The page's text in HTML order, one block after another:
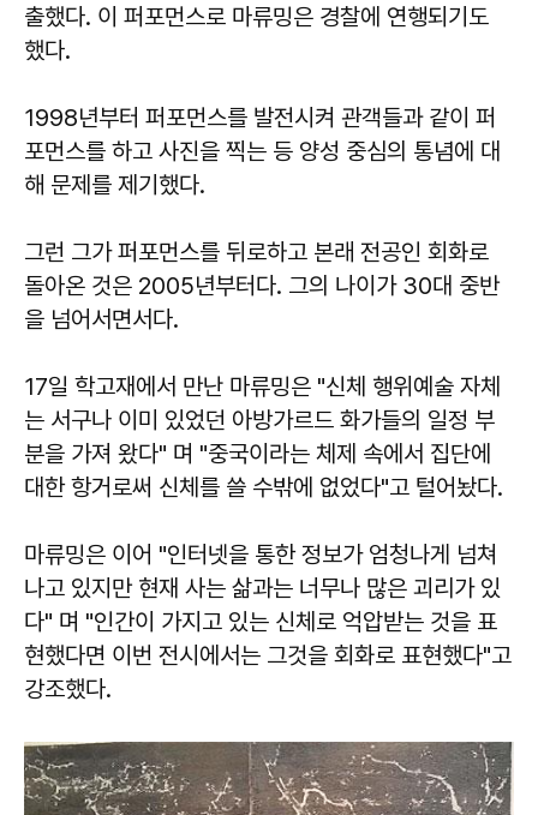
출했다. 이 퍼포먼스로 마류밍은 경찰에 연행되기도
했다.
1998년부터 퍼포먼스를 발전시켜 관객들과 같이 퍼
포먼스를 하고 사진을 찍는 등 양성 중심의 통념에 대
해 문제를 제기했다.
그런 그가 퍼포먼스를 뒤로하고 본래 전공인 회화로
돌아온 것은 2005년부터다. 그의 나이가 30대 중반
을 넘어서면서다.
17일 학고재에서 만난 마류밍은 "신체 행위예술 자체
는 서구나 이미 있었던 아방가르드 화가들의 일정 부
분을 가져 왔다" 며 "중국이라는 체제 속에서 집단에
대한 항거로써 신체를 쓸 수밖에 없었다"고 털어놨다.
마류밍은 이어 "인터넷을 통한 정보가 엄청나게 넘쳐
나고 있지만 현재 사는 삶과는 너무나 많은 괴리가 있
다" 며 "인간이 가지고 있는 신체로 억압받는 것을 표
현했다면 이번 전시에서는 그것을 회화로 표현했다"고
강조했다.